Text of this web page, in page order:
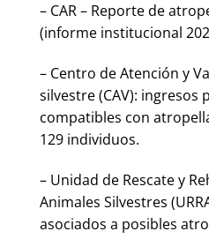
– CAR – Reporte de
(informe institucional
– Centro de Atención y
silvestre (CAV): ingresos
compatibles con
129 individuos.
– Unidad de Rescate y
Animales Silvestres
asociados a posibles